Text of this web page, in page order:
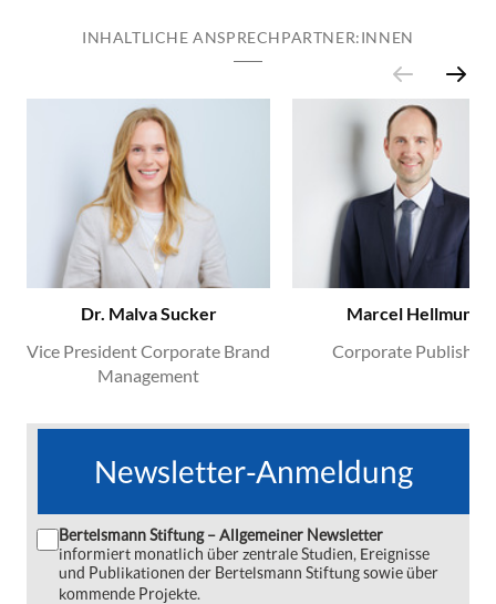
INHALTLICHE ANSPRECHPARTNER:INNEN
Dr. Malva Sucker
Vice President Corporate Brand
Management
Marcel Hellmund
Corporate Publishing
Newsletter-Anmeldung
Bertelsmann Stiftung – Allgemeiner Newsletter
informiert monatlich über zentrale Studien, Ereignisse
und Publikationen der Bertelsmann Stiftung sowie über
kommende Projekte.